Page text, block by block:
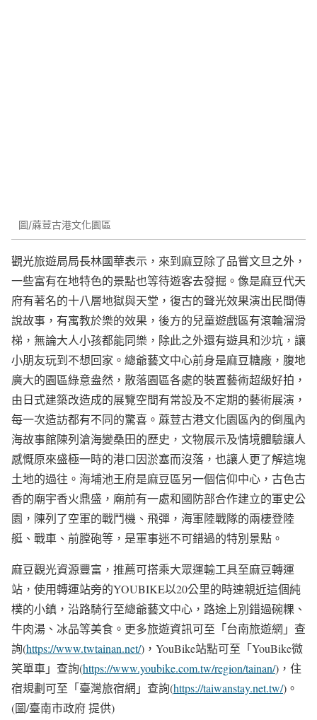
圖/蔴荳古港文化園區
觀光旅遊局局長林國華表示，來到麻豆除了品嘗文旦之外，
一些富有在地特色的景點也等待遊客去發掘。像是麻豆代天
府有著名的十八層地獄與天堂，復古的聲光效果演出民間傳
說故事，有寓教於樂的效果，後方的兒童遊戲區有滾輪溜滑
梯，無論大人小孩都能同樂，除此之外還有遊具和沙坑，讓
小朋友玩到不想回家。總爺藝文中心前身是麻豆糖廠，腹地
廣大的園區綠意盎然，散落園區各處的裝置藝術超級好拍，
由日式建築改造成的展覽空間有常設及不定期的藝術展演，
每一次造訪都有不同的驚喜。蔴荳古港文化園區內的倒風內
海故事館陳列滄海變桑田的歷史，文物展示及情境體驗讓人
感慨原來盛極一時的港口因淤塞而沒落，也讓人更了解這塊
土地的過往。海埔池王府是麻豆區另一個信仰中心，古色古
香的廟宇香火鼎盛，廟前有一處和國防部合作建立的軍史公
園，陳列了空軍的戰鬥機、飛彈，海軍陸戰隊的兩棲登陸
艇、戰車、前膛砲等，是軍事迷不可錯過的特別景點。
麻豆觀光資源豐富，推薦可搭乘大眾運輸工具至麻豆轉運
站，使用轉運站旁的YOUBIKE以20公里的時速親近這個純
樸的小鎮，沿路騎行至總爺藝文中心，路途上別錯過碗粿、
牛肉湯、冰品等美食。更多旅遊資訊可至「台南旅遊網」查
詢(https://www.twtainan.net/)，YouBike站點可至「YouBike微
笑單車」查詢(https://www.youbike.com.tw/region/tainan/)，住
宿規劃可至「臺灣旅宿網」查詢(https://taiwanstay.net.tw/)。
(圖/臺南市政府 提供)